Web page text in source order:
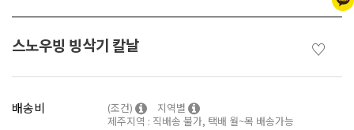
스노우빙 빙삭기 칼날 ♡
배송비 (조건)
지역별
제주지역 : 직배송 불가, 택배 월~목 배송가능